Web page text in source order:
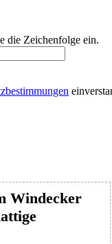
die Zeichenfolge ein.
Windecker